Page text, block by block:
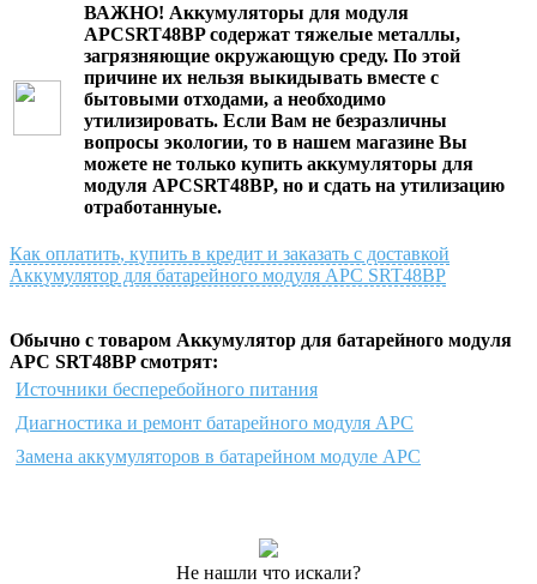
ВАЖНО! Аккумуляторы для модуля
APCSRT48BPсодержат тяжелые металлы,
загрязняющие окружающую среду. По этой
причине их нельзя выкидывать вместе с
бытовыми отходами, а необходимо
утилизировать. Если Вам не безразличны
вопросы экологии, то в нашем магазине Вы
можете не только купить аккумуляторы для
модуля APCSRT48BP, но и сдать на утилизацию
отработаннуые.
Как оплатить, купить в кредит и заказать с доставкой
Аккумулятор для батарейного модуля APC SRT48BP
Обычно с товаром Аккумулятор для батарейного модуля
APC SRT48BP смотрят:
Источники бесперебойного питания
Диагностика и ремонт батарейного модуля APC
Замена аккумуляторов в батарейном модуле APC
Не нашли что искали?